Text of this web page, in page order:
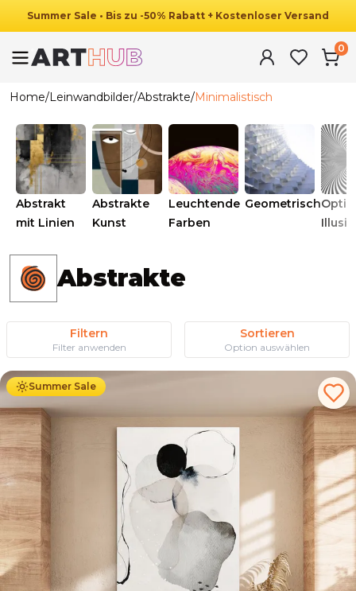
Summer Sale • Bis zu -50% Rabatt + Kostenloser Versand
0
Home/Leinwandbilder/Abstrakte/Minimalistisch
Abstrakt
mit Linien
Abstrakte
Kunst
Leuchtende
Farben
Geometrisch
Abstrakte
Filtern
Filter anwenden
Sortieren
Option auswählen
Summer Sale
39.90 € 34.90 €